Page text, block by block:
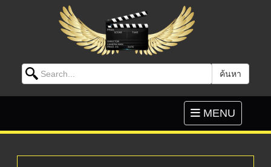
Search for: ค้นหา
Toggle
navigation
MENU